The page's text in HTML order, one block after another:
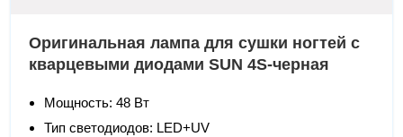
Оригинальная лампа для сушки ногтей с
кварцевыми диодами SUN 4S-черная
Мощность: 48 Вт
Тип светодиодов: LED+UV